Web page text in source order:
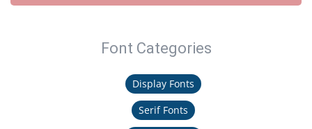
Font Categories
Display Fonts
Serif Fonts